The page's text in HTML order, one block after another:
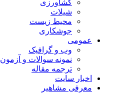
کشاورزی
شیلات
محیط زیست
جوشکاری
عمومی
وب و گرافیک
نمونه سوالات و آزمون
ترجمه مقاله
اخبار سایت
معرفی مشاهیر